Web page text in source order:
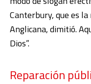
Canterbury, que es
Anglicana, dimitió.
Dios”.
Reparación